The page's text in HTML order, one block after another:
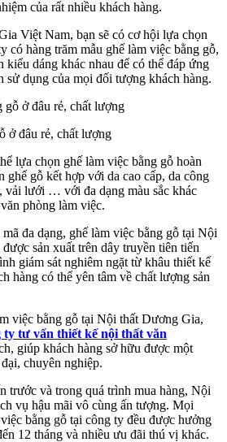
của rất nhiều khách hàng.
Việt Nam, bạn sẽ có cơ hội lựa chọn
có hàng trăm mẫu ghế làm việc bằng gỗ,
kiểu dáng khác nhau để có thể đáp ứng
sử dụng của mọi đối tượng khách hàng.
ở đâu rẻ, chất lượng
lựa chọn ghế làm việc bằng gỗ hoàn
ghế gỗ kết hợp với da cao cấp, da công
vải lưới … với đa dạng màu sắc khác
phòng làm việc.
đa dạng, ghế làm việc bằng gỗ tại Nội
sản xuất trên dây truyền tiên tiến
giám sát nghiêm ngặt từ khâu thiết kế
hàng có thể yên tâm về chất lượng sản
việc bằng gỗ tại Nội thất Dương Gia,
ty tư vấn thiết kế nội thất văn
giúp khách hàng sở hữu được một
chuyên nghiệp.
trước và trong quá trình mua hàng, Nội
vụ hậu mãi vô cùng ấn tượng. Mọi
bằng gỗ tại công ty đều được hưởng
12 tháng và nhiều ưu đãi thú vị khác.